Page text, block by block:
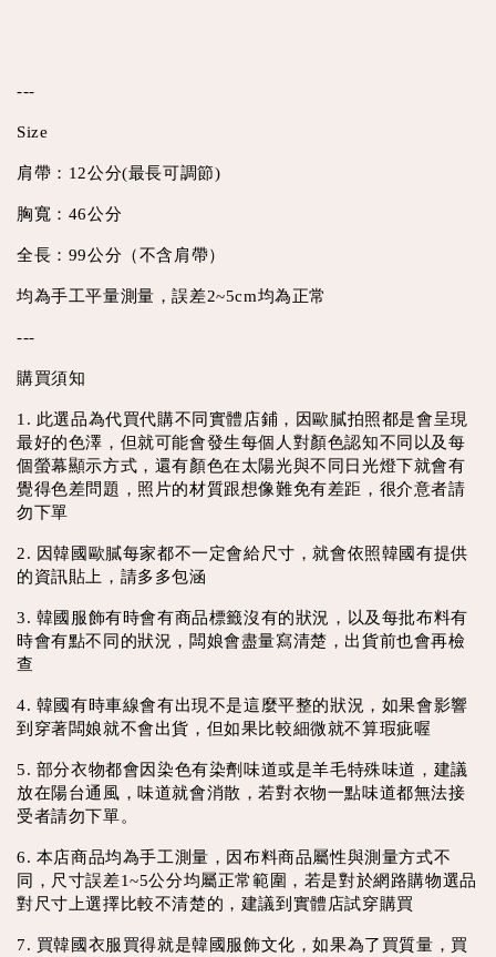
---
Size
肩帶：12公分(最長可調節)
胸寬：46公分
全長：99公分（不含肩帶）
均為手工平量測量，誤差2~5cm均為正常
---
購買須知
1. 此選品為代買代購不同實體店鋪，因歐膩拍照都是會呈現
最好的色澤，但就可能會發生每個人對顏色認知不同以及每
個螢幕顯示方式，還有顏色在太陽光與不同日光燈下就會有
覺得色差問題，照片的材質跟想像難免有差距，很介意者請
勿下單
2. 因韓國歐膩每家都不一定會給尺寸，就會依照韓國有提供
的資訊貼上，請多多包涵
3. 韓國服飾有時會有商品標籤沒有的狀況，以及每批布料有
時會有點不同的狀況，闆娘會盡量寫清楚，出貨前也會再檢
查
4. 韓國有時車線會有出現不是這麼平整的狀況，如果會影響
到穿著闆娘就不會出貨，但如果比較細微就不算瑕疵喔
5. 部分衣物都會因染色有染劑味道或是羊毛特殊味道，建議
放在陽台通風，味道就會消散，若對衣物一點味道都無法接
受者請勿下單。
6. 本店商品均為手工測量，因布料商品屬性與測量方式不
同，尺寸誤差1~5公分均屬正常範圍，若是對於網路購物選品
對尺寸上選擇比較不清楚的，建議到實體店試穿購買
7. 買韓國衣服買得就是韓國服飾文化，如果為了買質量，買